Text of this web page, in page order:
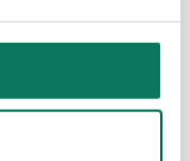
på Gulli og
regionale
kunder fra hele
å tro, at de
kan regulere